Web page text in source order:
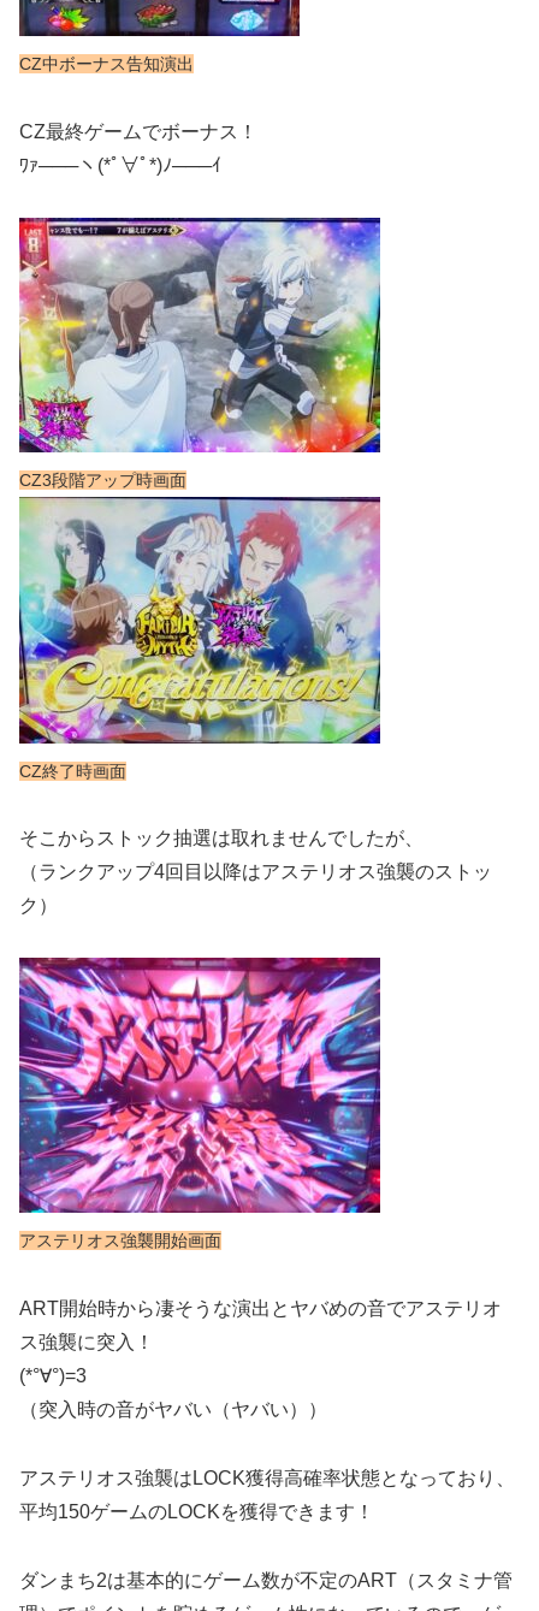
CZ中ボーナス告知演出
CZ最終ゲームでボーナス！
ﾜｧ───ヽ(*ﾟ∀ﾟ*)ﾉ───ｲ
CZ3段階アップ時画面
CZ終了時画面
そこからストック抽選は取れませんでしたが、
（ランクアップ4回目以降はアステリオス強襲のストッ
ク）
アステリオス強襲開始画面
ART開始時から凄そうな演出とヤバめの音でアステリオ
ス強襲に突入！
(*°∀°)=3
（突入時の音がヤバい（ヤバい））
アステリオス強襲はLOCK獲得高確率状態となっており、
平均150ゲームのLOCKを獲得できます！
ダンまち2は基本的にゲーム数が不定のART（スタミナ管